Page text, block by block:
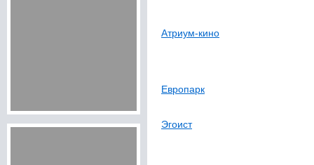
Атриум-кино
Европарк
Эгоист